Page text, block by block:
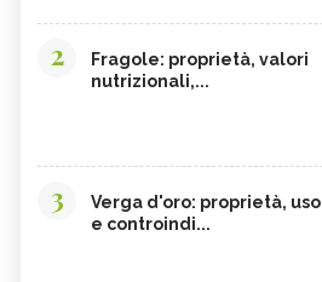
2
Fragole: proprietà, valori
nutrizionali,...
3
Verga d'oro: proprietà, uso
e controindi...